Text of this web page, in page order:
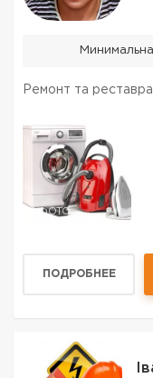
Ремонт та
1 ФОТО
ПОДРОБНЕЕ